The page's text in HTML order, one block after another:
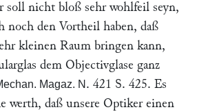
soll nicht bloß sehr wohlfeil seyn,
noch den Vortheil haben, daß
kleinen Raum bringen kann,
dem Objectivglase ganz
Magaz. N . 421 S. 425. Es
werth, daß unsere Optiker einen